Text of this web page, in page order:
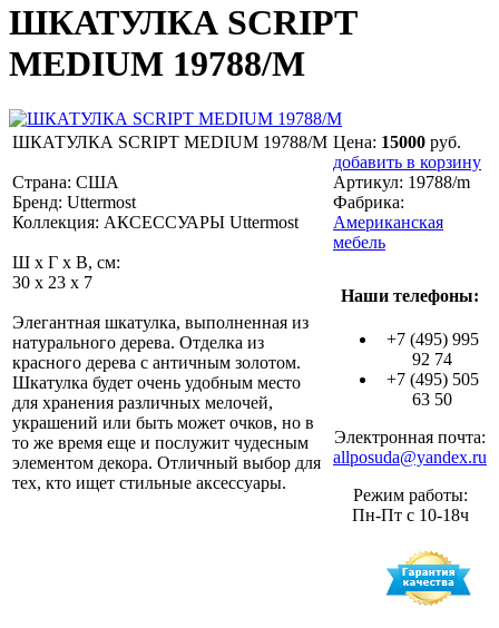
ШКАТУЛКА SCRIPT
MEDIUM 19788/M
ШКАТУЛКА SCRIPT MEDIUM 19788/M
Страна: США
Бренд: Uttermost
Коллекция: АКСЕССУАРЫ Uttermost
Ш x Г x В, см:
30 x 23 x 7
Элегантная шкатулка, выполненная из
натурального дерева. Отделка из
красного дерева с античным золотом.
Шкатулка будет очень удобным место
для хранения различных мелочей,
украшений или быть может очков, но в
то же время еще и послужит чудесным
элементом декора. Отличный выбор для
тех, кто ищет стильные аксессуары.
Цена: 15000 руб.
добавить в корзину
Артикул: 19788/m
Фабрика:
Американская
мебель
Наши телефоны:
+7 (495) 995
92 74
+7 (495) 505
63 50
Электронная почта:
allposuda@yandex.ru
Режим работы:
Пн-Пт с 10-18ч